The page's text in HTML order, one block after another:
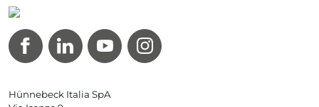
Hünnebeck Italia SpA